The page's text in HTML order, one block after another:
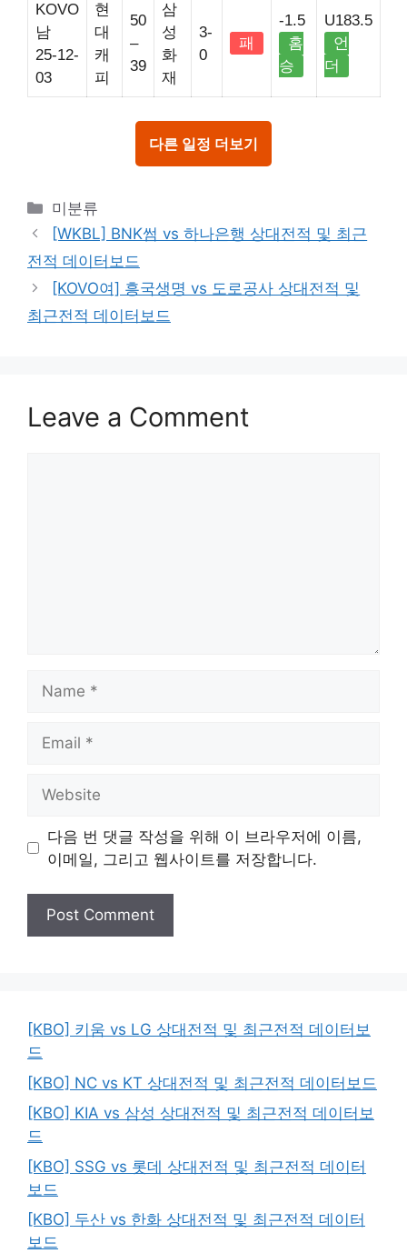
KOVO
남
25-12-
03
현
대
캐
피
50
–
39
삼
성
화
재
3-
0
패
-1.5
홈
승
U183.5
언
더
다른 일정 더보기
Categories
미분류
[WKBL] BNK썸 vs 하나은행 상대전적 및 최근
전적 데이터보드
[KOVO여] 흥국생명 vs 도로공사 상대전적 및
최근전적 데이터보드
Leave a Comment
다음 번 댓글 작성을 위해 이 브라우저에 이름,
이메일, 그리고 웹사이트를 저장합니다.
[KBO] 키움 vs LG 상대전적 및 최근전적 데이터보
드
[KBO] NC vs KT 상대전적 및 최근전적 데이터보드
[KBO] KIA vs 삼성 상대전적 및 최근전적 데이터보
드
[KBO] SSG vs 롯데 상대전적 및 최근전적 데이터
보드
[KBO] 두산 vs 한화 상대전적 및 최근전적 데이터
보드